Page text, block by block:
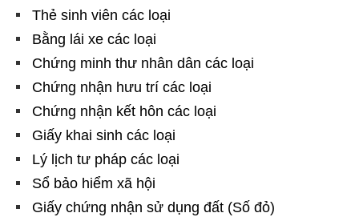
Thẻ sinh viên các loại
Bằng lái xe các loại
Chứng minh thư nhân dân các loại
Chứng nhận hưu trí các loại
Chứng nhận kết hôn các loại
Giấy khai sinh các loại
Lý lịch tư pháp các loại
Sổ bảo hiểm xã hội
Giấy chứng nhận sử dụng đất (Số đỏ)